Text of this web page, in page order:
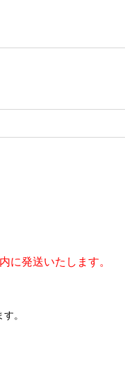
に発送いたします。
。